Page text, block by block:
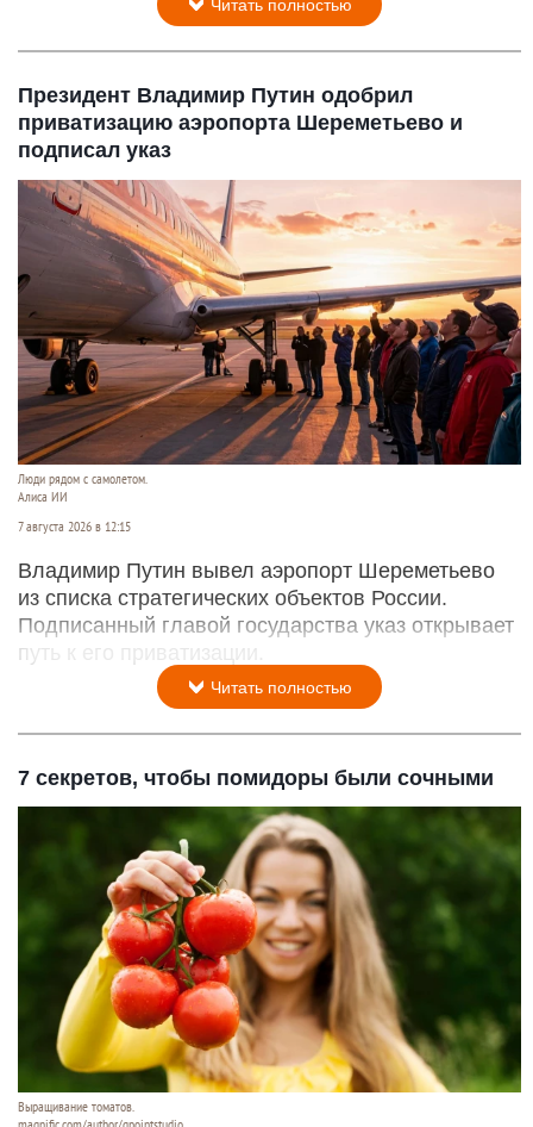
Читать полностью
Президент Владимир Путин одобрил
приватизацию аэропорта Шереметьево и
подписал указ
Люди рядом с самолетом.
Алиса ИИ
7 августа 2026 в 12:15
Владимир Путин вывел аэропорт Шереметьево
из списка стратегических объектов России.
Подписанный главой государства указ открывает
путь к его приватизации.
Читать полностью
7 секретов, чтобы помидоры были сочными
Выращивание томатов.